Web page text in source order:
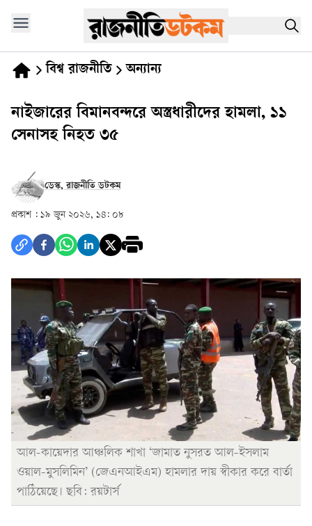
বিশ্ব রাজনীতি অন্যান্য
নাইজারের বিমানবন্দরে অস্ত্রধারীদের হামলা, ১১
সেনাসহ নিহত ৩৫
ডেস্ক, রাজনীতি ডটকম
প্রকাশ : ১৯ জুন ২০২৬, ১৪: ০৮
আল-কায়েদার আঞ্চলিক শাখা ‘জামাত নুসরত আল-ইসলাম
ওয়াল-মুসলিমিন’ (জেএনআইএম) হামলার দায় স্বীকার করে বার্তা
পাঠিয়েছে। ছবি: রয়টার্স